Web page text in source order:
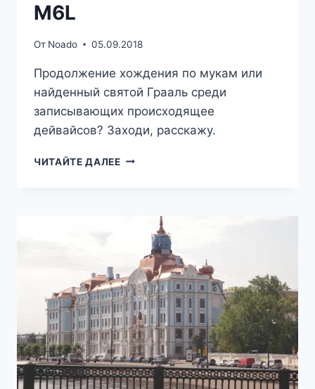
M6L
От Noado 05.09.2018
Продолжение хождения по мукам или
найденный святой Грааль среди
записывающих происходящее
дейвайсов? Заходи, расскажу.
ЧИТАЙТЕ ДАЛЕЕМОТО-